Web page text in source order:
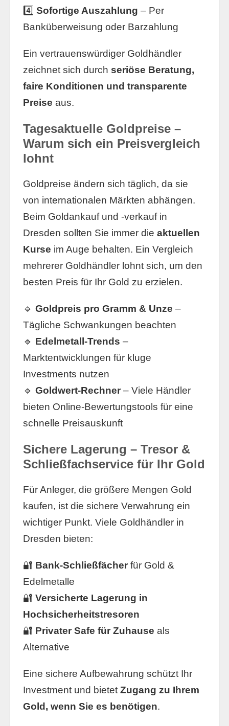
4️⃣ Sofortige Auszahlung – Per
Banküberweisung oder Barzahlung
Ein vertrauenswürdiger Goldhändler
zeichnet sich durch seriöse Beratung,
faire Konditionen und transparente
Preise aus.
Tagesaktuelle Goldpreise –
Warum sich ein Preisvergleich
lohnt
Goldpreise ändern sich täglich, da sie
von internationalen Märkten abhängen.
Beim Goldankauf und -verkauf in
Dresden sollten Sie immer die aktuellen
Kurse im Auge behalten. Ein Vergleich
mehrerer Goldhändler lohnt sich, um den
besten Preis für Ihr Gold zu erzielen.
🔹 Goldpreis pro Gramm & Unze –
Tägliche Schwankungen beachten
🔹 Edelmetall-Trends –
Marktentwicklungen für kluge
Investments nutzen
🔹 Goldwert-Rechner – Viele Händler
bieten Online-Bewertungstools für eine
schnelle Preisauskunft
Sichere Lagerung – Tresor &
Schließfachservice für Ihr Gold
Für Anleger, die größere Mengen Gold
kaufen, ist die sichere Verwahrung ein
wichtiger Punkt. Viele Goldhändler in
Dresden bieten:
🔐 Bank-Schließfächer für Gold &
Edelmetalle
🔐 Versicherte Lagerung in
Hochsicherheitstresoren
🔐 Privater Safe für Zuhause als
Alternative
Eine sichere Aufbewahrung schützt Ihr
Investment und bietet Zugang zu Ihrem
Gold, wenn Sie es benötigen.